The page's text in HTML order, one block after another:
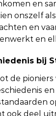
en
onszelf
en
en
bij
de pioniers
ook deel